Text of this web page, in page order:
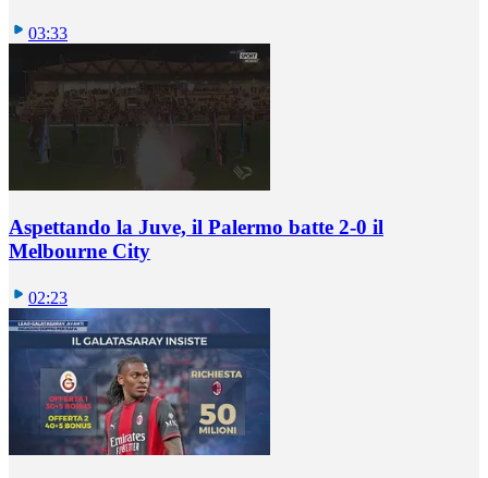
03:33
Aspettando la Juve, il Palermo batte 2-0 il
Melbourne City
02:23